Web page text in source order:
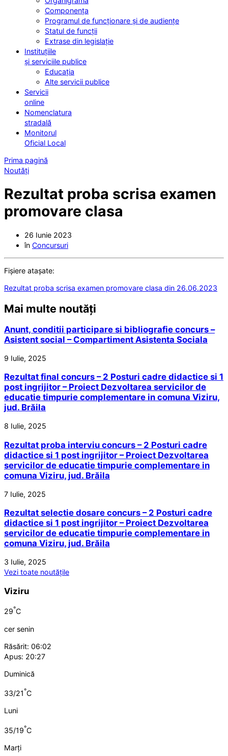
Componența
Programul de funcționare și de audiențe
Statul de funcții
Extrase din legislație
Instituțiile
și serviciile publice
Educația
Alte servicii publice
Servicii
online
Nomenclatura
stradală
Monitorul
Oficial Local
Prima pagină
Noutăți
Rezultat proba scrisa examen
promovare clasa
26 Iunie 2023
în Concursuri
Fișiere atașate:
Rezultat proba scrisa examen promovare clasa din 26.06.2023
Mai multe noutăți
Anunt, conditii participare si bibliografie concurs –
Asistent social – Compartiment Asistenta Sociala
9 Iulie, 2025
Rezultat final concurs – 2 Posturi cadre didactice si 1
post ingrijitor – Proiect Dezvoltarea servicilor de
educatie timpurie complementare in comuna Viziru,
jud. Brăila
8 Iulie, 2025
Rezultat proba interviu concurs – 2 Posturi cadre
didactice si 1 post ingrijitor – Proiect Dezvoltarea
servicilor de educatie timpurie complementare in
comuna Viziru, jud. Brăila
7 Iulie, 2025
Rezultat selectie dosare concurs – 2 Posturi cadre
didactice si 1 post ingrijitor – Proiect Dezvoltarea
servicilor de educatie timpurie complementare in
comuna Viziru, jud. Brăila
3 Iulie, 2025
Vezi toate noutățile
Viziru
29°C
cer senin
Răsărit: 06:02
Apus: 20:27
Duminică
33/21°C
Luni
35/19°C
Marți